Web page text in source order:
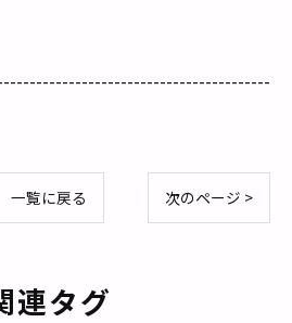
一覧に戻る 次のページ >
連タグ